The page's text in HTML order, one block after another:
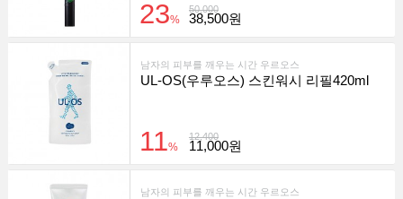
50,000
23% 38,500원
남자의 피부를 깨우는 시간 우르오스
UL-OS(우루오스) 스킨워시 리필420ml
12,400
11% 11,000원
남자의 피부를 깨우는 시간 우르오스